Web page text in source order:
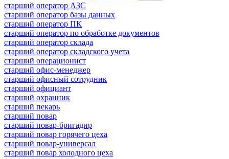
старший оператор АЗС
старший оператор базы данных
старший оператор ПК
старший оператор по обработке документов
старший оператор склада
старший оператор складского учета
старший операционист
старший офис-менеджер
старший офисный сотрудник
старший официант
старший охранник
старший пекарь
старший повар
старший повар-бригадир
старший повар горячего цеха
старший повар-универсал
старший повар холодного цеха